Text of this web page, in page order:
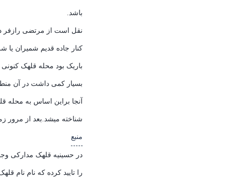
باشد.
نقل است از مرتضی رازفر
کنار جاده قدیم شمیران یا
باریک بود محله قلهک
بسیار کمی داشت در آن
آنجا براین اساس به محله
شناخته میشد.بعد از مرور
منبع
در حسینیه قلهک مدارکی
را تایید کرده که نام نام